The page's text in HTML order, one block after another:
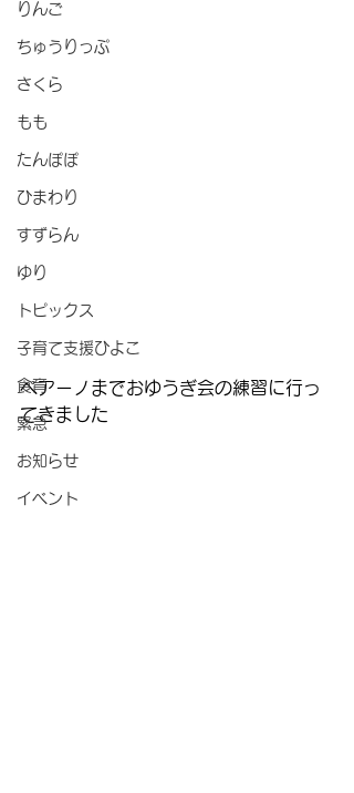
りんご
ちゅうりっぷ
さくら
もも
たんぽぽ
ひまわり
すずらん
ゆり
トピックス
子育て支援ひよこ
食育
緊急
お知らせ
イベント
ペアーノまでおゆうぎ会の練習に行っ
てきました